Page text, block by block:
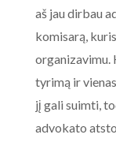
aš jau dirbau
komisarą,
organizavimu.
tyrimą ir
jį gali suimti,
advokato